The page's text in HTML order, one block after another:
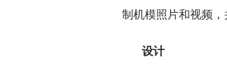
制机模照片和视频，
设计